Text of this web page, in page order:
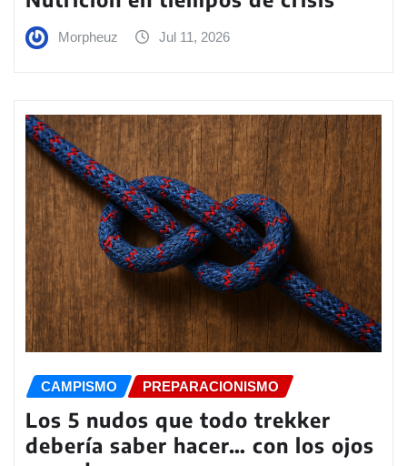
Morpheuz Jul 11, 2026
CAMPISMO PREPARACIONISMO
Los 5 nudos que todo trekker
debería saber hacer… con los ojos